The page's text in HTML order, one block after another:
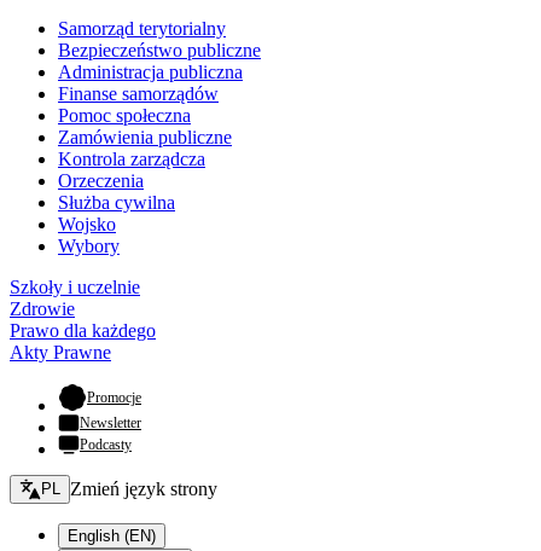
Samorząd terytorialny
Bezpieczeństwo publiczne
Administracja publiczna
Finanse samorządów
Pomoc społeczna
Zamówienia publiczne
Kontrola zarządcza
Orzeczenia
Służba cywilna
Wojsko
Wybory
Szkoły i uczelnie
Zdrowie
Prawo dla każdego
Akty Prawne
Promocje- otwiera się w nowej karcie
Newsletter
Podcasty
Zmień język - bieżący:
PL Zmień język strony
English (EN)